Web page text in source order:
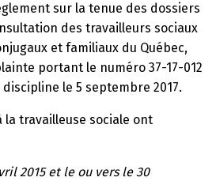
sur la tenue des dossiers
des travailleurs sociaux
et familiaux du Québec,
portant le numéro 37-17-012
le 5 septembre 2017.
la travailleuse sociale ont
2015 et le ou vers le 30